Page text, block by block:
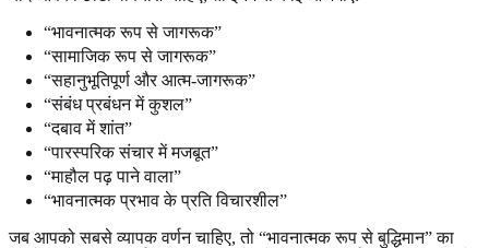
“भावनात्मक रूप से जागरूक”
“सामाजिक रूप से जागरूक”
“सहानुभूतिपूर्ण और आत्म-जागरूक”
“संबंध प्रबंधन में कुशल”
“दबाव में शांत”
“पारस्परिक संचार में मजबूत”
“माहौल पढ़ पाने वाला”
“भावनात्मक प्रभाव के प्रति विचारशील”
जब आपको सबसे व्यापक वर्णन चाहिए, तो “भावनात्मक रूप से बुद्धिमान” का